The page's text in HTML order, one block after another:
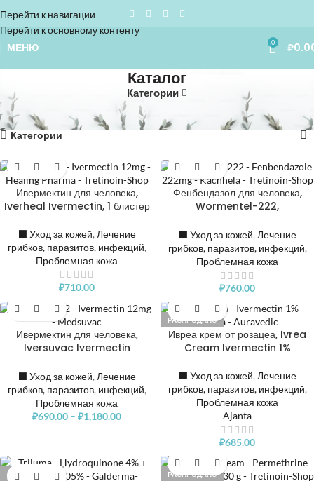
Перейти к навигации
Перейти к основному контенту
МЕНЮ 0 ₽
Каталог
Категории
Home Отображение 1–24 из 186
Категории
Ивермектин для человека,
Iverheal Ivermectin, 1 блистер
⬛️ Уход за кожей, Лечение
грибков, паразитов, инфекций,
Проблемная кожа
₽710.00
Фенбендазол для человека,
Wormentel-222,
блистер
⬛️ Уход за кожей, Лечение
грибков, паразитов, инфекций,
Проблемная кожа
₽760.00
Ивермектин для человека,
Iversuvac Ivermectin
блистер
⬛️ Уход за кожей, Лечение
грибков, паразитов, инфекций,
Проблемная кожа
₽690.00 – ₽1,180.00
РАСПРОДАНО
Ивреа крем от розацеа, Ivrea
Cream Ivermectin 1%
⬛️ Уход за кожей, Лечение
грибков, паразитов, инфекций,
Проблемная кожа
Ajanta
₽685.00
РАСПРОДАНО РАСПРОДАНО